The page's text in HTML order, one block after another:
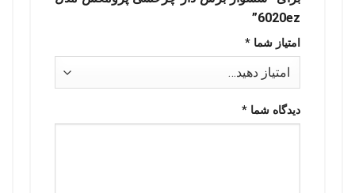
6020ez”
امتیاز شما *
دیدگاه شما *